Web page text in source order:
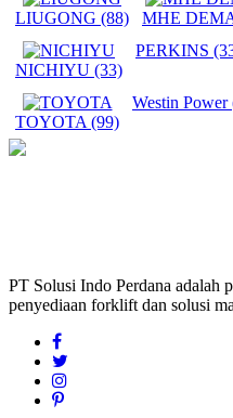
LIUGONG (88) MHE
NICHIYU (33)
PERKINS
TOYOTA (99)
Westin Power
PT Solusi Indo Perdana adalah
penyediaan forklift dan solusi